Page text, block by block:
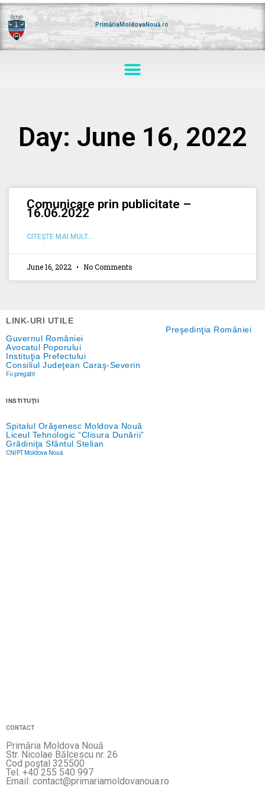
Skip
to
content
PrimăriaMoldovaNouă.ro
Menu
Day: June 16, 2022
Comunicare prin publicitate –
16.06.2022
CITEŞTE MAI MULT...
June 16, 2022 No Comments
LINK-URI UTILE
Preşedinţia României
Guvernul României
Avocatul Poporului
Instituţia Prefectului
Consiliul Judeţean Caraş-Severin
Fii pregătit
INSTITUŢII
Spitalul Orăşenesc Moldova Nouă
Liceul Tehnologic “Clisura Dunării”
Grădiniţa Sfântul Stelian
CNIPT Moldova Nouă
CONTACT
Primăria Moldova Nouă
Str. Nicolae Bălcescu nr. 26
Cod poştal 325500
Tel. +40 255 540 997
Email: contact@primariamoldovanoua.ro